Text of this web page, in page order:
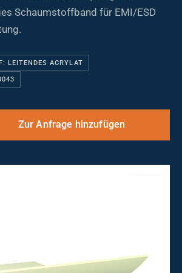
Schaumstoffband für EMI/ESD
LEITENDES ACRYLAT